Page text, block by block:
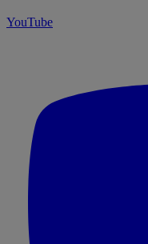
YouTube